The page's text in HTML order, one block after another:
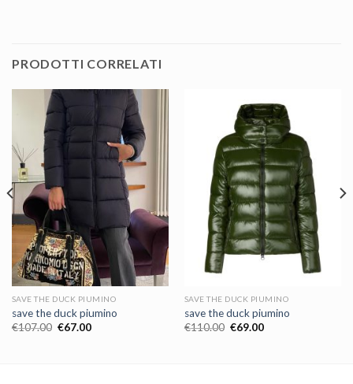
PRODOTTI CORRELATI
SAVE THE DUCK PIUMINO
save the duck piumino
€107.00 €67.00
SAVE THE DUCK PIUMINO
save the duck piumino
€110.00 €69.00